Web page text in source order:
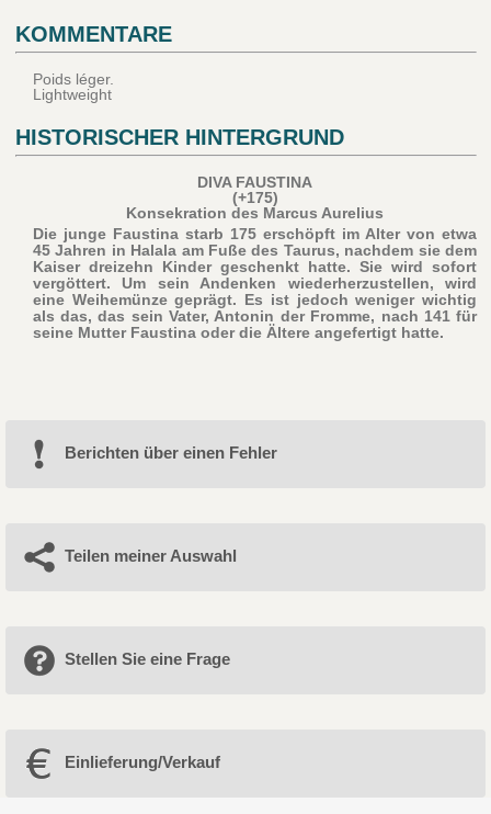
KOMMENTARE
Poids léger.
Lightweight
HISTORISCHER HINTERGRUND
DIVA FAUSTINA
(+175)
Konsekration des Marcus Aurelius
Die junge Faustina starb 175 erschöpft im Alter von etwa
45 Jahren in Halala am Fuße des Taurus, nachdem sie dem
Kaiser dreizehn Kinder geschenkt hatte. Sie wird sofort
vergöttert. Um sein Andenken wiederherzustellen, wird
eine Weihemünze geprägt. Es ist jedoch weniger wichtig
als das, das sein Vater, Antonin der Fromme, nach 141 für
seine Mutter Faustina oder die Ältere angefertigt hatte.
Berichten über einen Fehler
Teilen meiner Auswahl
Stellen Sie eine Frage
Einlieferung/Verkauf